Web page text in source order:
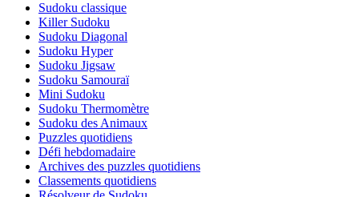
Sudoku classique
Killer Sudoku
Sudoku Diagonal
Sudoku Hyper
Sudoku Jigsaw
Sudoku Samouraï
Mini Sudoku
Sudoku Thermomètre
Sudoku des Animaux
Puzzles quotidiens
Défi hebdomadaire
Archives des puzzles quotidiens
Classements quotidiens